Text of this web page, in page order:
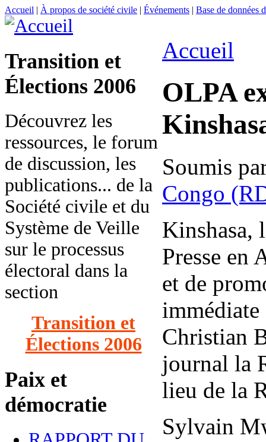
Accueil | À propos de société civile | Événements | Base de données
Transition et
Élections 2006
Découvrez les
ressources, le forum
de discussion, les
publications... de la
Société civile et du
Système de Veille
sur le processus
électoral dans la
section
Transition et
Élections 2006
Paix et
démocratie
Accueil
OLPA
Soumis
Congo
Kinshasa,
Presse en
et de
Christian
journal la
lieu de la
Sylvain